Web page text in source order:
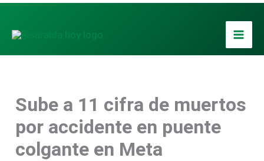
Sube a 11 cifra de muertos
por accidente en puente
colgante en Meta